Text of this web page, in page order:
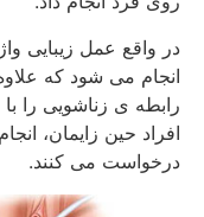
در واقع عمل زیبایی
انجام می شود که علاوه
رابطه ی زناشویی را با
افراد حین زایمان،
درخواست می کنند.